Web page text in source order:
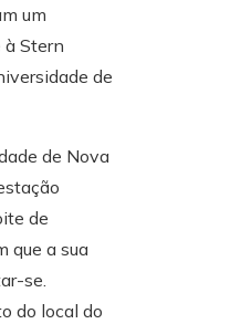
um
Stern
de
de Nova
de
que a sua
se.
do local do